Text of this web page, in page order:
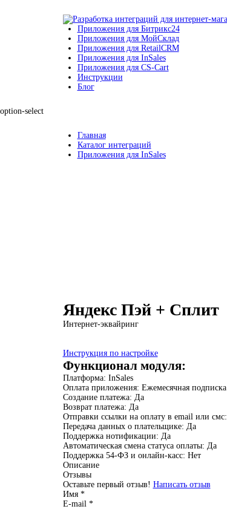
Приложения для Битрикс24
Приложения для МойСклад
Приложения для RetailCRM
Приложения для InSales
Приложения для CS-Cart
Инструкции
Блог
option-select
Главная
Каталог интеграций
Приложения для InSales
Яндекс Пэй + Сплит
Интернет-эквайринг
Инструкция по настройке
Функционал модуля:
Платформа: InSales
Оплата приложения: Ежемесячная подписка
Создание платежа: Да
Возврат платежа: Да
Отправки ссылки на оплату в email или смс:
Передача данных о плательщике: Да
Поддержка нотификации: Да
Автоматическая смена статуса оплаты: Да
Поддержка 54-ФЗ и онлайн-касс: Нет
Описание
Отзывы
Оставьте первый отзыв! Написать отзыв
Имя *
E-mail *